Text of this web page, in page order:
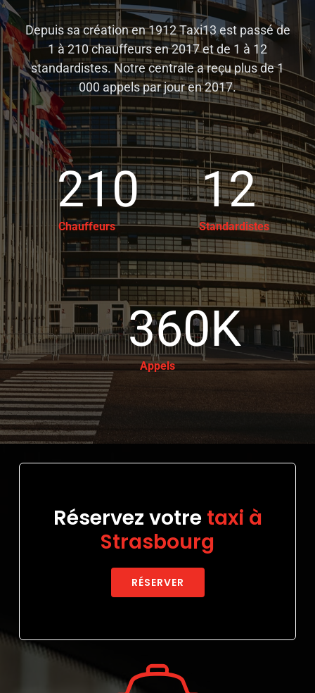
Depuis sa création en 1912 Taxi13 est passé de
1 à 210 chauffeurs en 2017 et de 1 à 12
standardistes.Notre centrale a reçu plus de 1
000 appels par jour en 2017.
210
Chauffeurs
12
Standardistes
360K
Appels
Réservez votre taxi à
Strasbourg
RÉSERVER